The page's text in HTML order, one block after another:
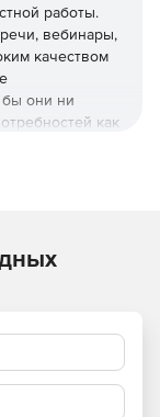
работы.
вебинары,
качеством
бы они ни
как